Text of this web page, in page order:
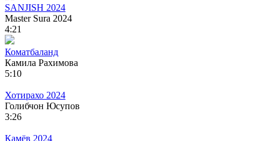
SANJISH 2024
Master Sura 2024
4:21
Коматбаланд
Камила Рахимова
5:10
Хотирахо 2024
Голибчон Юсупов
3:26
Камёв 2024